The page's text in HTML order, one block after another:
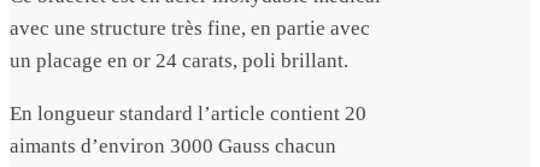
avec une structure très fine, en partie avec
un placage en or 24 carats, poli brillant.
En longueur standard l’article contient 20
aimants d’environ 3000 Gauss chacun